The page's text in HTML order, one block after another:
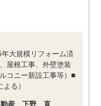
大規模リフォーム済
屋根工事、外壁塗装
コニー新設工事等）■
る）
動産 下野 直